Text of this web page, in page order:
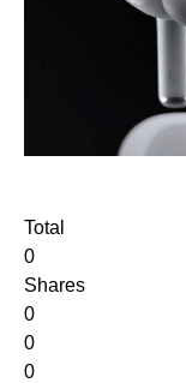
Total
0
Shares
0
0
0